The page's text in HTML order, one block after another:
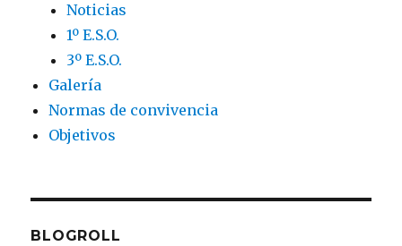
Noticias
1º E.S.O.
3º E.S.O.
Galería
Normas de convivencia
Objetivos
BLOGROLL